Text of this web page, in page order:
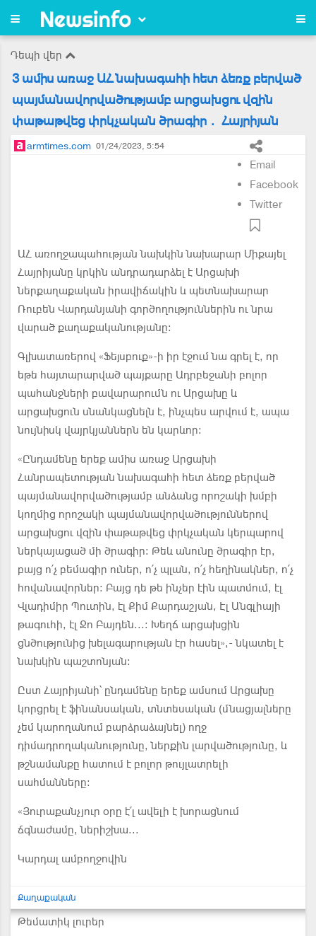
Դեպի վեր
3 ամիս առաջ ԱՀ նախագահի հետ ձեռք բերված
պայմանավորվածությամբ արցախցու վզին
փաթաթվեց փրկչական ծրագիր․ Հայրիյան
armtimes.com 01/24/2023, 5:54
Email
Facebook
Twitter
ԱՀ առողջապահության նախկին նախարար Միքայել
Հայրիյանը կրկին անդրադարձել է Արցախի
ներքաղաքական իրավիճակին և պետնախարար
Ռուբեն Վարդանյանի գործողություններին ու նրա
վարած քաղաքականությանը:
Գլխատառերով «Ֆեյսբուք»-ի իր էջում նա գրել է, որ
եթե հայտարարված պայքարը Ադրբեջանի բոլոր
պահանջների բավարարումն ու Արցախը և
արցախցուն սնանկացնելն է, ինչպես արվում է, ապա
նույնիսկ վայրկյաններն են կարևոր։
«Ընդամենը երեք ամիս առաջ Արցախի
Հանրապետության նախագահի հետ ձեռք բերված
պայմանավորվածությամբ անձանց որոշակի խմբի
կողմից որոշակի պայմանավորվածություններով
արցախցու վզին փաթաթվեց փրկչական կերպարով
ներկայացած մի ծրագիր: Թեև անունը ծրագիր էր,
բայց ո՛չ բեմագիր ուներ, ո՛չ պլան, ո՛չ հեղինակներ, ո՛չ
հովանավորներ: Բայց դե թե ինչեր էին պատմում, էլ
Վլադիմիր Պուտին, էլ Քիմ Քարդաշյան, Էլ Անգլիայի
թագուհի, էլ Ջո Բայդեն...: Խեղճ արցախցին
ցնծությունից խելագարության էր հասել»,- նկատել է
նախկին պաշտոնյան:
Ըստ Հայրիյանի՝ ընդամենը երեք ամսում Արցախը
կորցրել է ֆինանսական, տնտեսական (մնացյալները
չեմ կարողանում բարձրաձայնել) ողջ
դիմադրողականությունը, ներքին լարվածությունը, և
թշնամանքը հատում է բոլոր թույլատրելի
սահմանները:
«Յուրաքանչյուր օրը է՛լ ավելի է խորացնում
ճգնաժամը, ներիշխա...
Կարդալ ամբողջովին
Քաղաքական
Թեմատիկ լուրեր